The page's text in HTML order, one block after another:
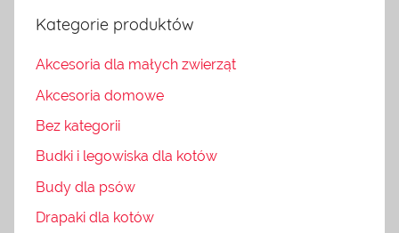
Kategorie produktów
Akcesoria dla małych zwierząt
Akcesoria domowe
Bez kategorii
Budki i legowiska dla kotów
Budy dla psów
Drapaki dla kotów